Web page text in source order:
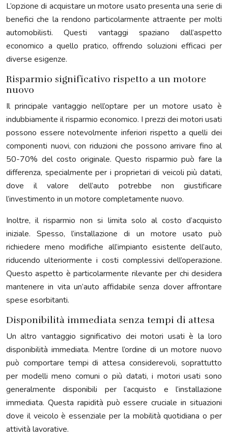
L’opzione di acquistare un motore usato presenta una serie di
benefici che la rendono particolarmente attraente per molti
automobilisti. Questi vantaggi spaziano dall’aspetto
economico a quello pratico, offrendo soluzioni efficaci per
diverse esigenze.
Risparmio significativo rispetto a un motore
nuovo
Il principale vantaggio nell’optare per un motore usato è
indubbiamente il risparmio economico. I prezzi dei motori usati
possono essere notevolmente inferiori rispetto a quelli dei
componenti nuovi, con riduzioni che possono arrivare fino al
50-70% del costo originale. Questo risparmio può fare la
differenza, specialmente per i proprietari di veicoli più datati,
dove il valore dell’auto potrebbe non giustificare
l’investimento in un motore completamente nuovo.
Inoltre, il risparmio non si limita solo al costo d’acquisto
iniziale. Spesso, l’installazione di un motore usato può
richiedere meno modifiche all’impianto esistente dell’auto,
riducendo ulteriormente i costi complessivi dell’operazione.
Questo aspetto è particolarmente rilevante per chi desidera
mantenere in vita un’auto affidabile senza dover affrontare
spese esorbitanti.
Disponibilità immediata senza tempi di attesa
Un altro vantaggio significativo dei motori usati è la loro
disponibilità immediata. Mentre l’ordine di un motore nuovo
può comportare tempi di attesa considerevoli, soprattutto
per modelli meno comuni o più datati, i motori usati sono
generalmente disponibili per l’acquisto e l’installazione
immediata. Questa rapidità può essere cruciale in situazioni
dove il veicolo è essenziale per la mobilità quotidiana o per
attività lavorative.